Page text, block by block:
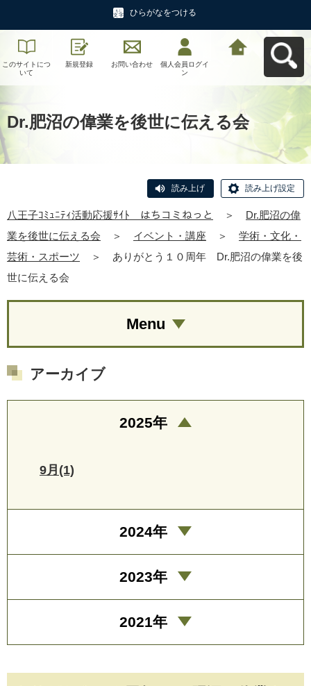
ひらがなをつける
このサイトにつ
いて
新規登録 お問い合わせ
個人会員ログイ
ン
Dr.肥沼の偉業を後世に伝える会
読み上げ 読み上げ設定
八王子ｺﾐｭﾆﾃｨ活動応援ｻｲﾄ はちコミねっと ＞
Dr.肥沼の偉
業を後世に伝える会
＞ イベント・講座 ＞
学術・文化・
芸術・スポーツ
＞
ありがとう１０周年 Dr.肥沼の偉業を後
世に伝える会
Menu
アーカイブ
2025年
9月(1)
2024年
2023年
2021年